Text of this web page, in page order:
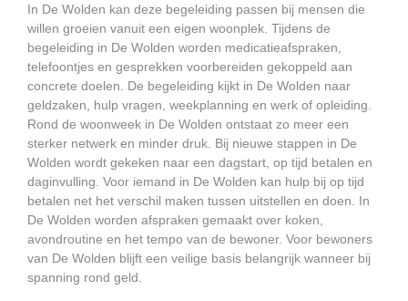
In De Wolden kan deze begeleiding passen bij mensen die
willen groeien vanuit een eigen woonplek. Tijdens de
begeleiding in De Wolden worden medicatieafspraken,
telefoontjes en gesprekken voorbereiden gekoppeld aan
concrete doelen. De begeleiding kijkt in De Wolden naar
geldzaken, hulp vragen, weekplanning en werk of opleiding.
Rond de woonweek in De Wolden ontstaat zo meer een
sterker netwerk en minder druk. Bij nieuwe stappen in De
Wolden wordt gekeken naar een dagstart, op tijd betalen en
daginvulling. Voor iemand in De Wolden kan hulp bij op tijd
betalen net het verschil maken tussen uitstellen en doen. In
De Wolden worden afspraken gemaakt over koken,
avondroutine en het tempo van de bewoner. Voor bewoners
van De Wolden blijft een veilige basis belangrijk wanneer bij
spanning rond geld.